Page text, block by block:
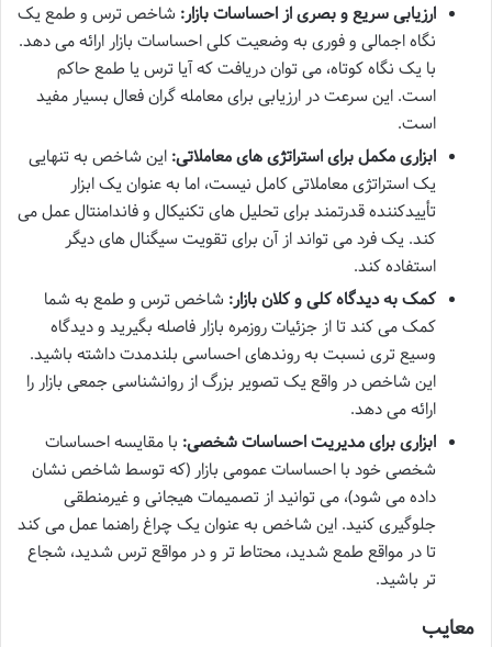
ارزیابی سریع و بصری از احساسات بازار: شاخص ترس و طمع یک
نگاه اجمالی و فوری به وضعیت کلی احساسات بازار ارائه می دهد.
با یک نگاه کوتاه، می توان دریافت که آیا ترس یا طمع حاکم
است. این سرعت در ارزیابی برای معامله گران فعال بسیار مفید
است.
ابزاری مکمل برای استراتژی های معاملاتی: این شاخص به تنهایی
یک استراتژی معاملاتی کامل نیست، اما به عنوان یک ابزار
تأییدکننده قدرتمند برای تحلیل های تکنیکال و فاندامنتال عمل می
کند. یک فرد می تواند از آن برای تقویت سیگنال های دیگر
استفاده کند.
کمک به دیدگاه کلی و کلان بازار: شاخص ترس و طمع به شما
کمک می کند تا از جزئیات روزمره بازار فاصله بگیرید و دیدگاه
وسیع تری نسبت به روندهای احساسی بلندمدت داشته باشید.
این شاخص در واقع یک تصویر بزرگ از روانشناسی جمعی بازار را
ارائه می دهد.
ابزاری برای مدیریت احساسات شخصی: با مقایسه احساسات
شخصی خود با احساسات عمومی بازار (که توسط شاخص نشان
داده می شود)، می توانید از تصمیمات هیجانی و غیرمنطقی
جلوگیری کنید. این شاخص به عنوان یک چراغ راهنما عمل می کند
تا در مواقع طمع شدید، محتاط تر و در مواقع ترس شدید، شجاع
تر باشید.
معایب